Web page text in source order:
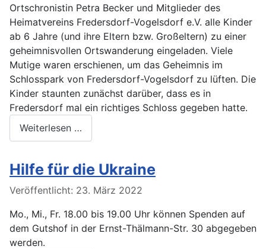
Ortschronistin Petra Becker und Mitglieder des
Heimatvereins Fredersdorf-Vogelsdorf e.V. alle Kinder
ab 6 Jahre (und ihre Eltern bzw. Großeltern) zu einer
geheimnisvollen Ortswanderung eingeladen. Viele
Mutige waren erschienen, um das Geheimnis im
Schlosspark von Fredersdorf-Vogelsdorf zu lüften. Die
Kinder staunten zunächst darüber, dass es in
Fredersdorf mal ein richtiges Schloss gegeben hatte.
Weiterlesen …
Hilfe für die Ukraine
Veröffentlicht: 23. März 2022
Mo., Mi., Fr. 18.00 bis 19.00 Uhr können Spenden auf
dem Gutshof in der Ernst-Thälmann-Str. 30 abgegeben
werden.